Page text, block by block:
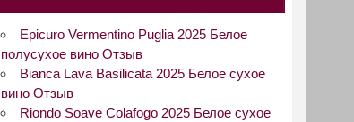
Epicuro Vermentino Puglia 2025 Белое
полусухое вино Отзыв
Bianca Lava Basilicata 2025 Белое сухое
вино Отзыв
Riondo Soave Colafogo 2025 Белое сухое